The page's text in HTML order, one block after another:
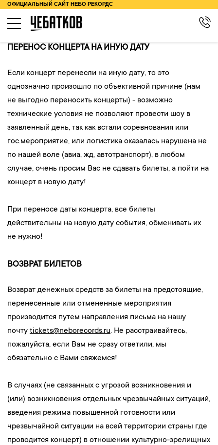
ОФИЦИАЛЬНЫЙ САЙТ НЕБО РЕКОРДС
КОНЦЕРТЫ
КОНТАКТЫ
БИОГРАФИЯ
МЕРЧ
ПЕРЕНОС КОНЦЕРТА НА ИНУЮ ДАТУ
Если концерт перенесли на иную дату, то это
однозначно произошло по объективной причине (нам
не выгодно переносить концерты) - возможно
технические условия не позволяют провести шоу в
заявленный день, так как встали соревнования или
гос.мероприятие, или логистика оказалась нарушена не
по нашей воле (авиа, жд, автотранспорт), в любом
случае, очень просим Вас не сдавать билеты, а пойти на
концерт в новую дату!
При переносе даты концерта, все билеты
действительны на новую дату события, обменивать их
не нужно!
ВОЗВРАТ БИЛЕТОВ
Возврат денежных средств за билеты на предстоящие,
перенесенные или отмененные мероприятия
производится путем направления письма на нашу
почту tickets@neborecords.ru. Не расстраивайтесь,
пожалуйста, если Вам не сразу ответили, мы
обязательно с Вами свяжемся!
В случаях (не связанных с угрозой возникновения и
(или) возникновения отдельных чрезвычайных ситуаций,
введения режима повышенной готовности или
чрезвычайной ситуации на всей территории страны где
проводится концерт) в отношении культурно-зрелищных